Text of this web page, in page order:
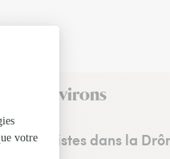
ses environs
Les fleuristes dans la